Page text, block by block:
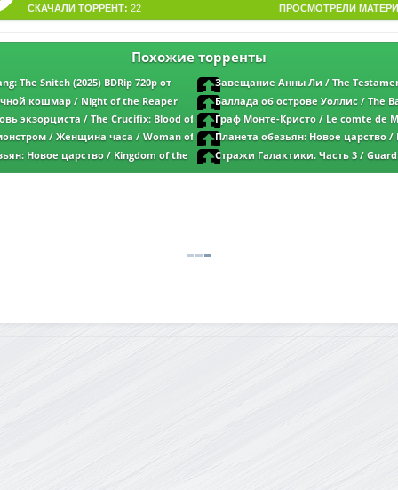
ПРОСМОТРЕЛИ
СКАЧАЛИ ТОРРЕНТ: 22
Похожие торренты
The Snitch (2025) BDRip 720p от
| Theatrical Cut
Завещание Анны Ли / The
(2025) WEB-DLRip-AVC от New-Team | L
кошмар / Night of the Reaper
| D | Paragraph Media
Баллада об острове Уоллис / The
Island (2025) BDRip от MegaPeer | P |
экзорциста / The Crucifix: Blood of
от MegaPeer | P | OKKO
Граф Монте-Кристо / Le comte de
The Count of Monte-Cristo (2024) BDRip
селезень | D | Пифагор
/ Женщина часа / Woman of
от New-Team | LE-Production
Планета обезьян: Новое царство /
Planet of the Apes (2024) BDRip от New-
Head Sound
Новое царство / Kingdom of the
BDRip от New-Team | D | Red
Стражи Галактики. Часть 3 /
Galaxy Vol. 3 (2023) BDRip от New-Team